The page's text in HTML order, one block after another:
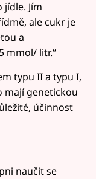
Jím
ale cukr je
a
mmol/ litr.“
typu II a typu I,
mají genetickou
účinnost
naučit se